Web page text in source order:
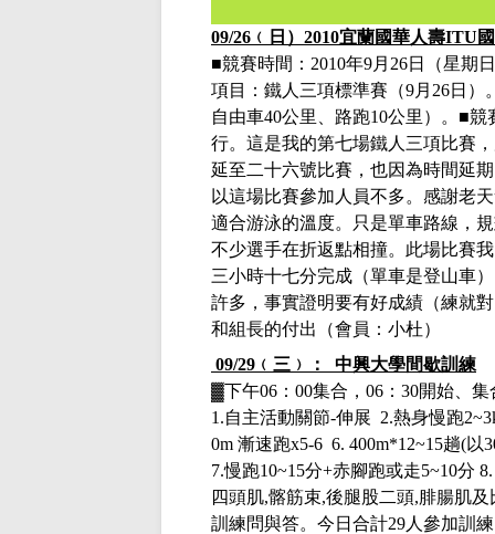
09/26 ﹙日） 2010宜蘭國華人壽ITU
■競賽時間： 2010年9月 26日（星期
項目：鐵人三項標準賽（9月 26日）
自由車40公里、路跑10公里）。 ■競
行。這是我的第七場鐵人三項比賽
延至二十六號比賽，也因為時間延
以這場比賽參加人員不多。感謝老
適合游泳的溫度。只是單車路線，
不少選手在折返點相撞。此場比賽
三小時十七分完成（單車是登山車
許多，事實證明要有好成績（練就
和組長的付出（會員：小杜）
09/29 ﹙三﹚：
中興大學間歇訓練
▓下午06 ： 00集合， 06 ： 30開始、
1.自主活動關節-伸展 2.熱身慢跑
0m 漸速跑x5-6 6. 400m*12~15趟(以
7.慢跑10~15分+赤腳跑或走5~10分
四頭肌,髂筋束,後腿股二頭,腓腸肌及
訓練問與答。今日 合計29人參加訓